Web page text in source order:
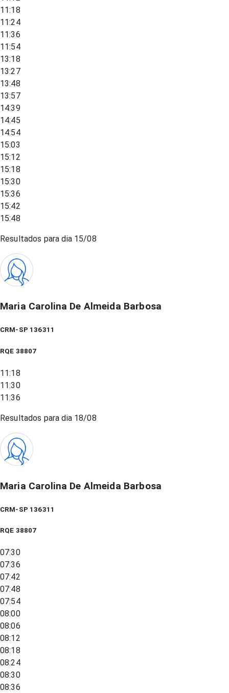
11:18
11:24
11:36
11:54
13:18
13:27
13:48
13:57
14:39
14:45
14:54
15:03
15:12
15:18
15:30
15:36
15:42
15:48
Resultados para dia 15/08
Maria Carolina De Almeida Barbosa
CRM-SP 136311
RQE 38807
11:18
11:30
11:36
Resultados para dia 18/08
Maria Carolina De Almeida Barbosa
CRM-SP 136311
RQE 38807
07:30
07:36
07:42
07:48
07:54
08:00
08:06
08:12
08:18
08:24
08:30
08:36